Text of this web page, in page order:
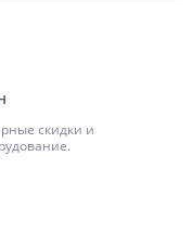
скидки и